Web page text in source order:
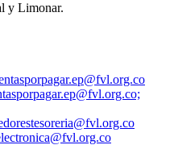
y Limonar.